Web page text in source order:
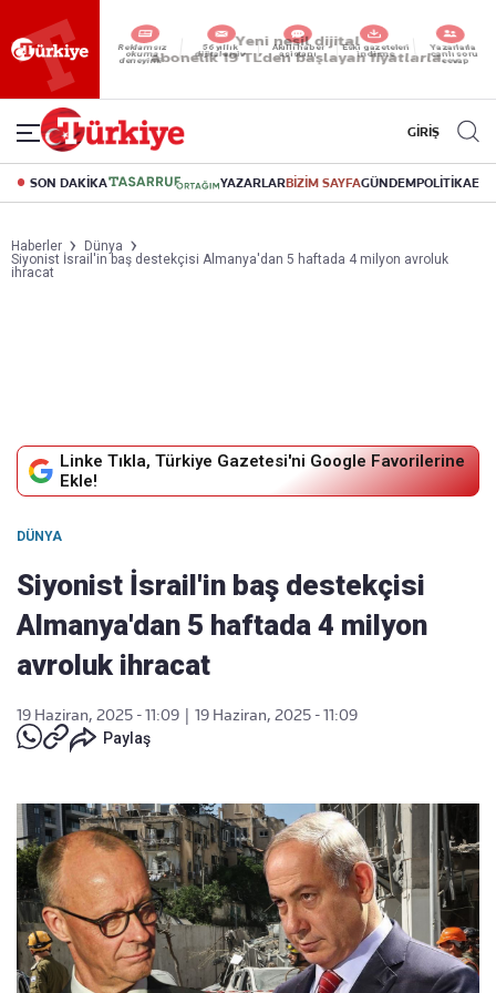
Reklamsız
okuma
deneyimi
56 yıllık
dijital arşiv
Akıllı haber
asistanı
Eski gazeteleri
indirme
Yazarlarla
canlı soru
cevap
GİRİŞ
SON DAKİKA YAZARLARBİZİM SAYFAGÜNDEMPOLİTİKA
Haberler
Dünya
Siyonist İsrail'in baş destekçisi Almanya'dan 5 haftada 4 milyon avroluk
ihracat
Linke Tıkla, Türkiye Gazetesi'ni Google Favorilerine
Ekle!
DÜNYA
Siyonist İsrail'in baş destekçisi
Almanya'dan 5 haftada 4 milyon
avroluk ihracat
19 Haziran, 2025 - 11:09
19 Haziran, 2025 - 11:09
Paylaş